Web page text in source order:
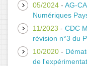
05/2024 - AG-
Numériques
11/2023 - CDC
révision n°3 du
10/2020 -
de